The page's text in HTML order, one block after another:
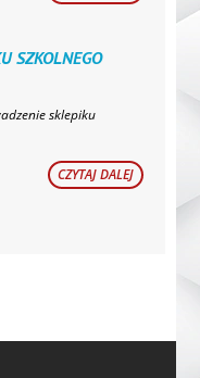
SZKOLNEGO
sklepiku
CZYTAJ DALEJ